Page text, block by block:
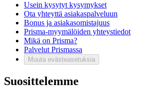
Usein kysytyt kysymykset
Ota yhteyttä asiakaspalveluun
Bonus ja asiakasomistajuus
Prisma-myymälöiden yhteystiedot
Mikä on Prisma?
Palvelut Prismassa
Muuta evästeasetuksia
Suosittelemme